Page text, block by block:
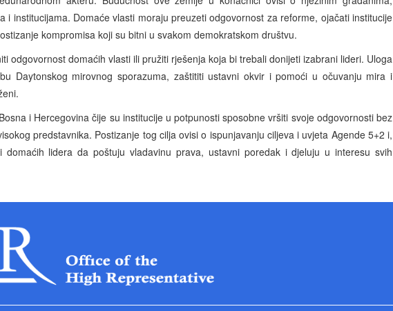
i institucijama. Domaće vlasti moraju preuzeti odgovornost za reforme, ojačati institucije
kompromisa koji su bitni u svakom demokratskom društvu.
odgovornost domaćih vlasti ili pružiti rješenja koja bi trebali donijeti izabrani lideri. Uloga
Daytonskog mirovnog sporazuma, zaštititi ustavni okvir i pomoći u očuvanju mira i
i Hercegovina čije su institucije u potpunosti sposobne vršiti svoje odgovornosti bez
predstavnika. Postizanje tog cilja ovisi o ispunjavanju ciljeva i uvjeta Agende 5+2 i,
domaćih lidera da poštuju vladavinu prava, ustavni poredak i djeluju u interesu svih